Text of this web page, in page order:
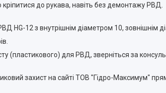
кріпитися до рукава, навіть без демонтажу РВД.
HG-12 з внутрішнім діаметром 10, зовнішнім
(пластикового) для РВД, зверніться за
захист на сайті ТОВ "Гідро-Максимум"